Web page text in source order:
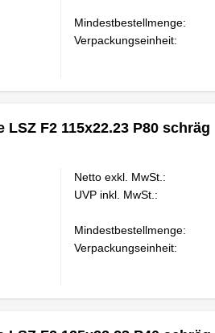
Mindestbestellmenge:
Verpackungseinheit:
F2 115x22.23 P80 schräg
Netto exkl. MwSt.:
UVP inkl. MwSt.:
Mindestbestellmenge:
Verpackungseinheit: